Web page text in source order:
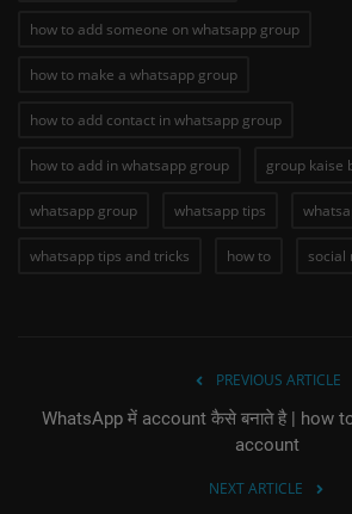
how to add someone on whatsapp group
how to make a whatsapp group
how to add contact in whatsapp group
how to add in whatsapp group group kaise
whatsapp group whatsapp tips
whatsapp tips and tricks how to social
PREVIOUS ARTICLE
WhatsApp में account कैसे बनाते है | how
account
NEXT ARTICLE